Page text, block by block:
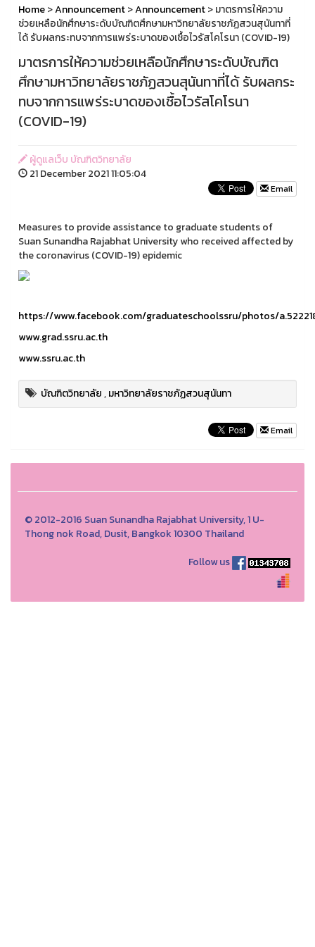
Home>Announcement>Announcement> มาตรการให้ความ
ช่วยเหลือนักศึกษาระดับบัณฑิตศึกษามหาวิทยาลัยราชภัฏสวนสุนันทาที่
ได้ รับผลกระทบจากการแพร่ระบาดของเชื้อไวรัสโคโรนา (COVID-19)
มาตรการให้ความช่วยเหลือนักศึกษาระดับบัณฑิต
ศึกษามหาวิทยาลัยราชภัฏสวนสุนันทาที่ได้ รับผลกระ
ทบจากการแพร่ระบาดของเชื้อไวรัสโคโรนา
(COVID-19)
ผู้ดูแลเว็บ บัณฑิตวิทยาลัย
21 December 2021 11:05:04
Email
Measures to provide assistance to graduate students of
Suan Sunandha Rajabhat University who received affected by
the coronavirus (COVID-19) epidemic
https://www.facebook.com/graduateschoolssru/photos/
www.grad.ssru.ac.th
www.ssru.ac.th
บัณฑิตวิทยาลัย,มหาวิทยาลัยราชภัฏสวนสุนันทา
Email
© 2012-2016 Suan Sunandha Rajabhat University, 1 U-
Thong nok Road, Dusit, Bangkok 10300 Thailand
Follow us